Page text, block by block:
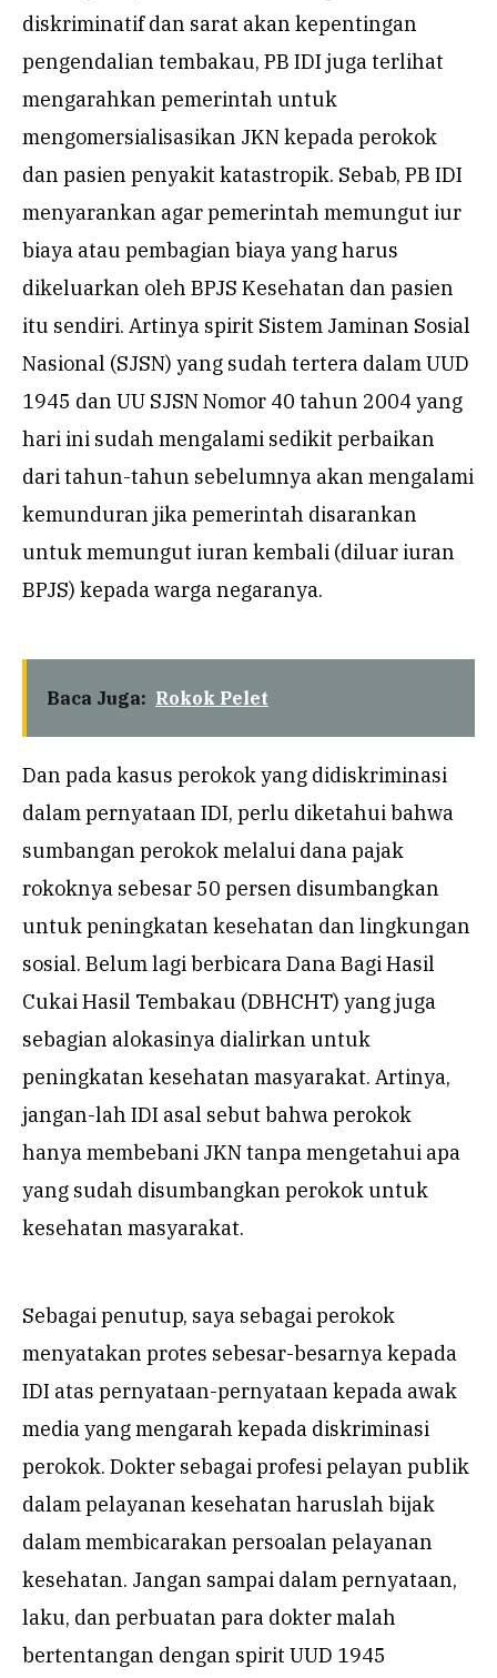
diskriminatif dan sarat akan kepentingan
pengendalian tembakau, PB IDI juga terlihat
mengarahkan pemerintah untuk
mengomersialisasikan JKN kepada perokok
dan pasien penyakit katastropik. Sebab, PB IDI
menyarankan agar pemerintah memungut iur
biaya atau pembagian biaya yang harus
dikeluarkan oleh BPJS Kesehatan dan pasien
itu sendiri. Artinya spirit Sistem Jaminan Sosial
Nasional (SJSN) yang sudah tertera dalam UUD
1945 dan UU SJSN Nomor 40 tahun 2004 yang
hari ini sudah mengalami sedikit perbaikan
dari tahun-tahun sebelumnya akan mengalami
kemunduran jika pemerintah disarankan
untuk memungut iuran kembali (diluar iuran
BPJS) kepada warga negaranya.
Baca Juga: Rokok Pelet
Dan pada kasus perokok yang didiskriminasi
dalam pernyataan IDI, perlu diketahui bahwa
sumbangan perokok melalui dana pajak
rokoknya sebesar 50 persen disumbangkan
untuk peningkatan kesehatan dan lingkungan
sosial. Belum lagi berbicara Dana Bagi Hasil
Cukai Hasil Tembakau (DBHCHT) yang juga
sebagian alokasinya dialirkan untuk
peningkatan kesehatan masyarakat. Artinya,
jangan-lah IDI asal sebut bahwa perokok
hanya membebani JKN tanpa mengetahui apa
yang sudah disumbangkan perokok untuk
kesehatan masyarakat.
Sebagai penutup, saya sebagai perokok
menyatakan protes sebesar-besarnya kepada
IDI atas pernyataan-pernyataan kepada awak
media yang mengarah kepada diskriminasi
perokok. Dokter sebagai profesi pelayan publik
dalam pelayanan kesehatan haruslah bijak
dalam membicarakan persoalan pelayanan
kesehatan. Jangan sampai dalam pernyataan,
laku, dan perbuatan para dokter malah
bertentangan dengan spirit UUD 1945